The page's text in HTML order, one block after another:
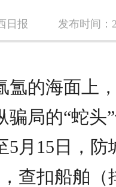
日报 发布时间：
氲的海面上
骗局的“蛇头
5月15日，
查扣船舶（